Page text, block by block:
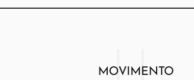
MOVIMENTO